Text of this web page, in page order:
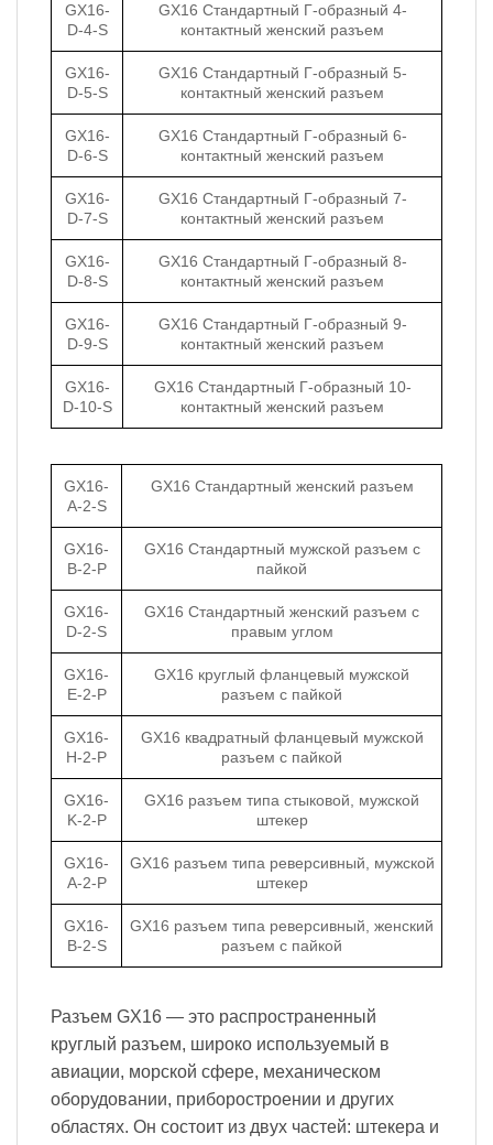
GX16-
D-4-S
GX16 Стандартный Г-образный 4-
контактный женский разъем
GX16-
D-5-S
GX16 Стандартный Г-образный 5-
контактный женский разъем
GX16-
D-6-S
GX16 Стандартный Г-образный 6-
контактный женский разъем
GX16-
D-7-S
GX16 Стандартный Г-образный 7-
контактный женский разъем
GX16-
D-8-S
GX16 Стандартный Г-образный 8-
контактный женский разъем
GX16-
D-9-S
GX16 Стандартный Г-образный 9-
контактный женский разъем
GX16-
D-10-S
GX16 Стандартный Г-образный 10-
контактный женский разъем
GX16-
A-2-S
GX16 Стандартный женский разъем
GX16-
B-2-P
GX16 Стандартный мужской разъем с
пайкой
GX16-
D-2-S
GX16 Стандартный женский разъем с
правым углом
GX16-
E-2-P
GX16 круглый фланцевый мужской
разъем с пайкой
GX16-
H-2-P
GX16 квадратный фланцевый мужской
разъем с пайкой
GX16-
K-2-P
GX16 разъем типа стыковой, мужской
штекер
GX16-
A-2-P
GX16 разъем типа реверсивный, мужской
штекер
GX16-
B-2-S
GX16 разъем типа реверсивный, женский
разъем с пайкой
Разъем GX16 — это распространенный
круглый разъем, широко используемый в
авиации, морской сфере, механическом
оборудовании, приборостроении и других
областях. Он состоит из двух частей: штекера и